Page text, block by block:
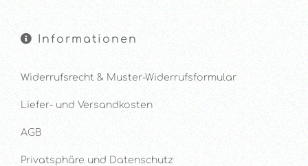
Informationen
Widerrufsrecht & Muster-Widerrufsformular
Liefer- und Versandkosten
AGB
Privatsphäre und Datenschutz